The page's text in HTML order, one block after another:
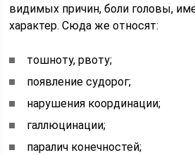
видимых причин, боли головы,
характер. Сюда же относят:
тошноту, рвоту;
появление судорог;
нарушения координации;
галлюцинации;
паралич конечностей;